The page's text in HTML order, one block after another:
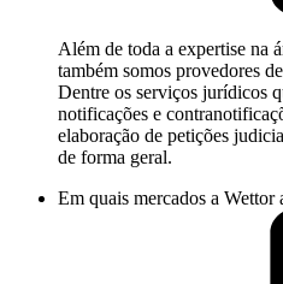
Além de toda a expertise na
também somos provedores
Dentre os serviços jurídicos
notificações e
elaboração de petições
de forma geral.
Em quais mercados a Wettor